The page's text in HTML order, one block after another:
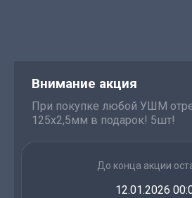
Внимание акция
При покупке любой УШМ
125х2,5мм в подарок! 5шт!
До конца акции
12.01.2026